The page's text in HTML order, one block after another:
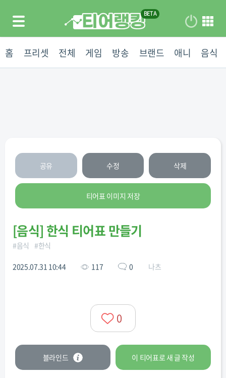
홈 프리셋 전체 게임 방송 브랜드 애니 음식
공유 수정 삭제
티어표 이미지 저장
[음식] 한식 티어표 만들기
#음식 #한식
2025.07.31 10:44 117 0 나츠
0
블라인드 이 티어표로 새 글 작성